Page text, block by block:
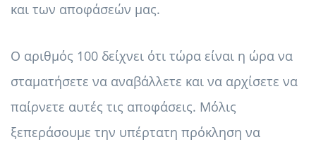
και των αποφάσεών μας.
Ο αριθμός 100 δείχνει ότι τώρα είναι η ώρα να
σταματήσετε να αναβάλλετε και να αρχίσετε να
παίρνετε αυτές τις αποφάσεις. Μόλις
ξεπεράσουμε την υπέρτατη πρόκληση να